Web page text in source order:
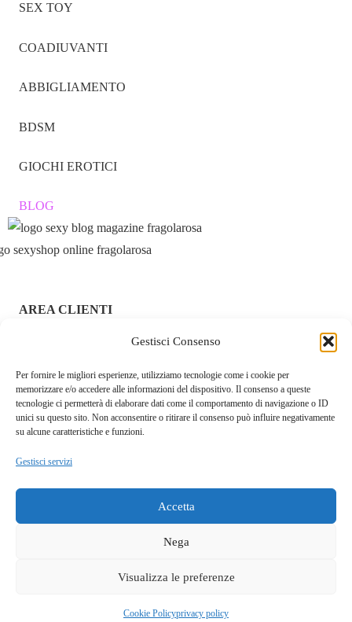
Gestisci Consenso
Per fornire le migliori esperienze, utilizziamo tecnologie come i cookie per
memorizzare e/o accedere alle informazioni del dispositivo. Il consenso a queste
tecnologie ci permetterà di elaborare dati come il comportamento di navigazione o ID
unici su questo sito. Non acconsentire o ritirare il consenso può influire negativamente
su alcune caratteristiche e funzioni.
Gestisci servizi
Accetta
Nega
Visualizza le preferenze
Cookie Policyprivacy policy
SEX TOY
COADIUVANTI
ABBIGLIAMENTO
BDSM
GIOCHI EROTICI
BLOG
AREA CLIENTI
ACCEDI / REGISTRATI
CHI SIAMO – FRAGOLAROSA | SEXY SHOP ONLINE
ITALIANO SICURO E DISCRETO
RESI E RIMBORSI
COOKIE POLICY